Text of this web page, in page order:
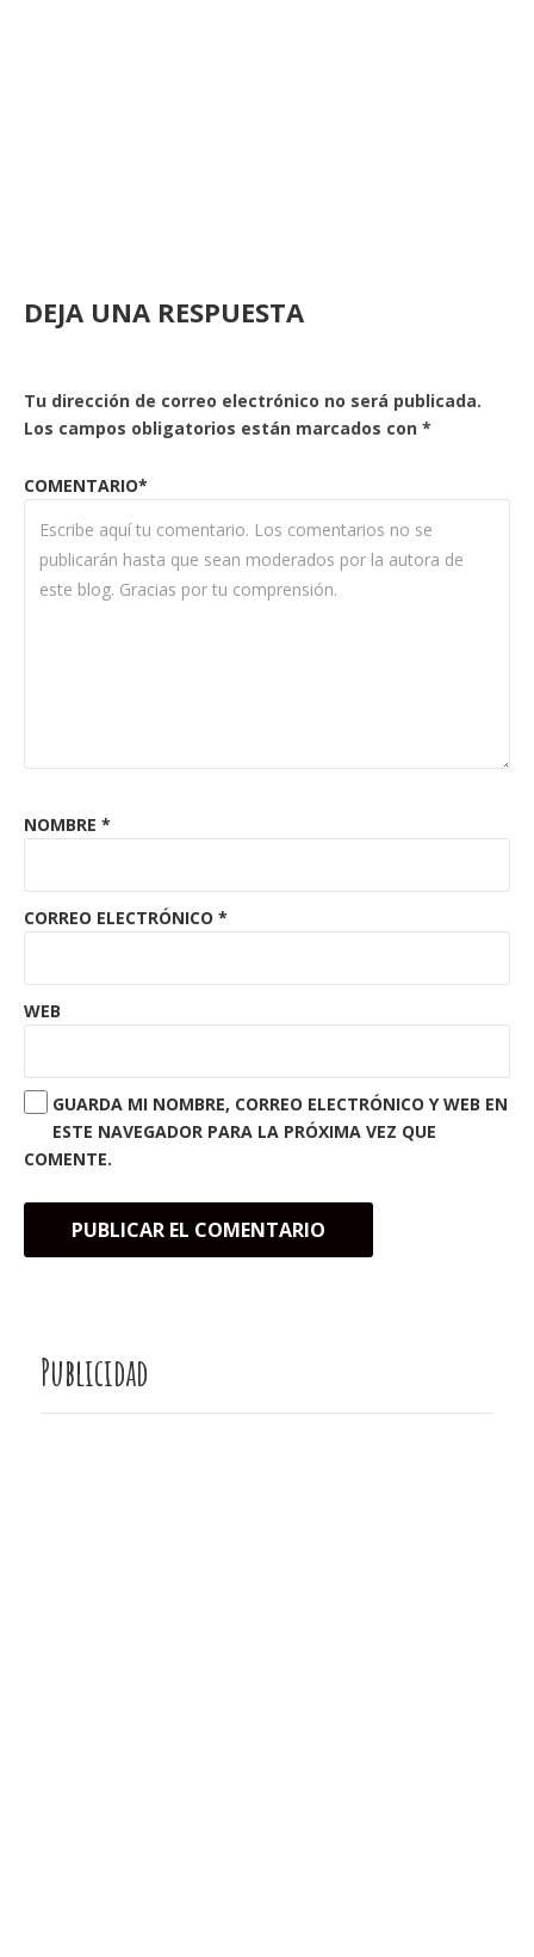
DEJA UNA RESPUESTA
Tu dirección de correo electrónico no será publicada.
Los campos obligatorios están marcados con *
COMENTARIO*
NOMBRE *
CORREO ELECTRÓNICO *
WEB
GUARDA MI NOMBRE, CORREO ELECTRÓNICO Y WEB EN
ESTE NAVEGADOR PARA LA PRÓXIMA VEZ QUE
COMENTE.
Publicidad